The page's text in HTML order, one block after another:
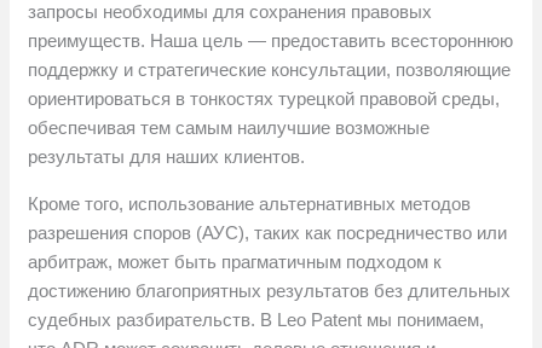
запросы необходимы для сохранения правовых
преимуществ. Наша цель — предоставить всестороннюю
поддержку и стратегические консультации, позволяющие
ориентироваться в тонкостях турецкой правовой среды,
обеспечивая тем самым наилучшие возможные
результаты для наших клиентов.
Кроме того, использование альтернативных методов
разрешения споров (АУС), таких как посредничество или
арбитраж, может быть прагматичным подходом к
достижению благоприятных результатов без длительных
судебных разбирательств. В Leo Patent мы понимаем,